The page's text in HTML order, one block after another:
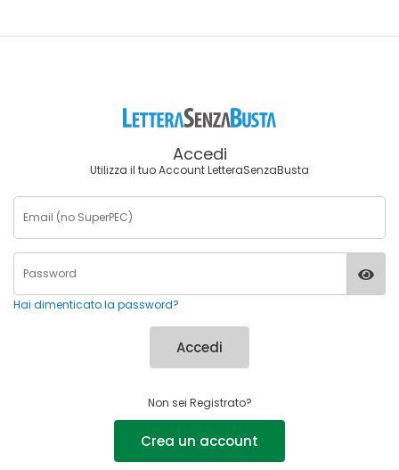
Accedi
Utilizza il tuo Account LetteraSenzaBusta
Hai dimenticato la password?
Accedi
Non sei Registrato?
Crea un account